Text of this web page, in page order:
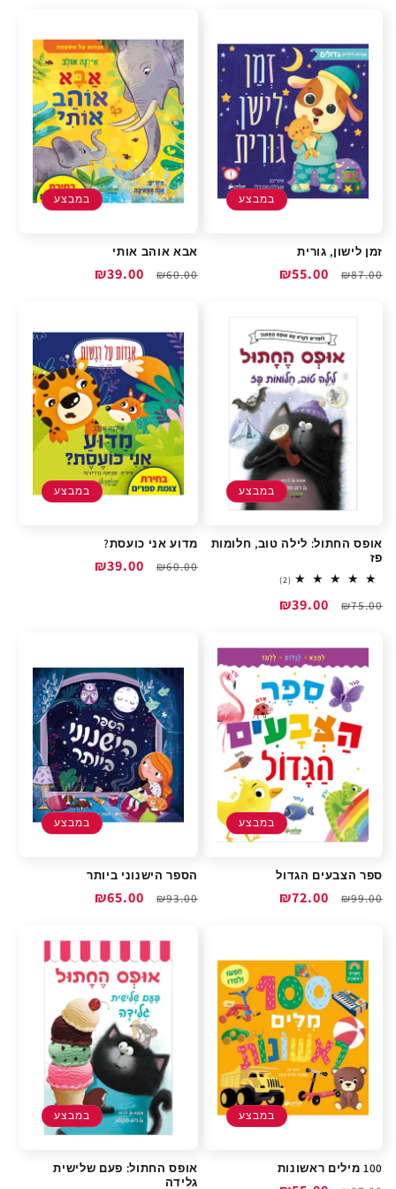
במבצע
זמן לישון, גורית
מחיר
₪87.00
מחיר
₪55.00
במבצע
אבא אוהב אותי
מחיר
₪60.00
מחיר
₪39.00
במבצע
אופס החתול: לילה טוב, חלומות
פז
(2)
2
reviews
מחיר
₪75.00
מחיר
₪39.00
במבצע
מדוע אני כועסת?
מחיר
₪60.00
מחיר
₪39.00
במבצע
ספר הצבעים הגדול
מחיר
₪99.00
מחיר
₪72.00
במבצע
הספר הישנוני ביותר
מחיר
₪93.00
מחיר
₪65.00
במבצע
100 מילים ראשונות
במבצע
אופס החתול: פעם שלישית
גלידה